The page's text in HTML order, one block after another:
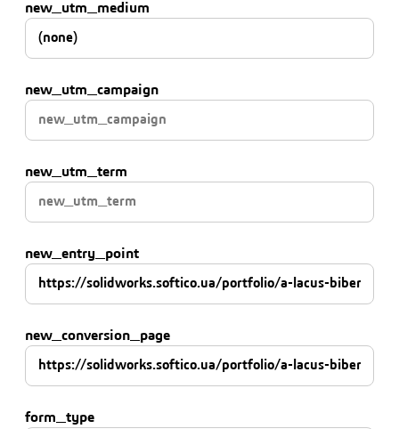
Our Latest Work
new_utm_medium
new_utm_campaign
new_utm_term
new_entry_point
new_conversion_page
form_type